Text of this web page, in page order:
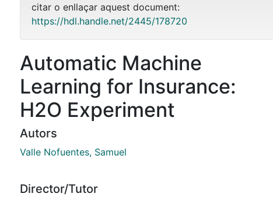
citar o enllaçar aquest document:
https://hdl.handle.net/2445/178720
Automatic Machine
Learning for Insurance:
H2O Experiment
Autors
Valle Nofuentes, Samuel
Director/Tutor